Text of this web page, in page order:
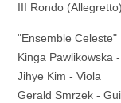
III Rondo (Allegretto)
"Ensemble Celeste"
Kinga Pawlikowska
Jihye Kim - Viola
Gerald Smrzek -